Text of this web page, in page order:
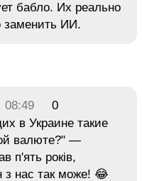
бабло. Их реально
заменить ИИ.
08:49
0
в Украине такие
валюте?" —
п'ять років,
з нас так може! 😂